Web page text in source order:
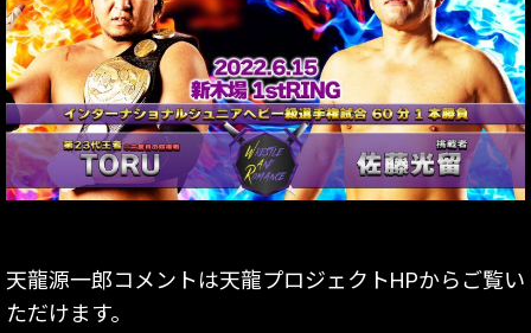
天龍源一郎コメントは天龍プロジェクトHPからご覧い
ただけます。